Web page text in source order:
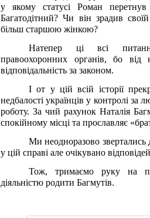
у якому статусі Роман
Багатодітний? Чи він зрадив
більш старшою жінкою?
Натепер ці всі
правоохоронних органів, бо
відповідальність за законом.
І от у цій всій історії
недбалості українців у контролі за
роботу. За чий рахунок Наталія
спокійному місці та прославляє
Ми неодноразово звертались
у цій справі але очікувано
Тож, тримаємо руку на
діяльністю родити Багмутів.